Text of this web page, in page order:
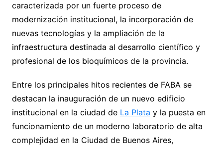
caracterizada por un fuerte proceso de
modernización institucional, la incorporación de
nuevas tecnologías y la ampliación de la
infraestructura destinada al desarrollo científico y
profesional de los bioquímicos de la provincia.
Entre los principales hitos recientes de FABA se
destacan la inauguración de un nuevo edificio
institucional en la ciudad de La Plata y la puesta en
funcionamiento de un moderno laboratorio de alta
complejidad en la Ciudad de Buenos Aires,